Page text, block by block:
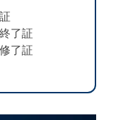
了証
了証